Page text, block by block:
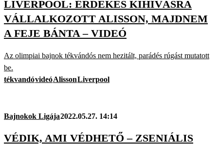
LIVERPOOL: ÉRDEKES KIHÍVÁSRA
VÁLLALKOZOTT ALISSON, MAJDNEM
A FEJE BÁNTA – VIDEÓ
Az olimpiai bajnok tékvándós nem hezitált, parádés rúgást mutatott
be.
tékvandóvideóAlissonLiverpool
Bajnokok Ligája2022.05.27. 14:14
VÉDIK, AMI VÉDHETŐ – ZSENIÁLIS